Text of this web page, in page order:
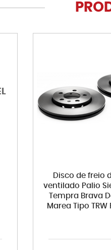
Disco de freio
ventilado Palio
Tempra Brava
Marea Tipo TRW